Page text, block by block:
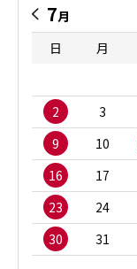
7月
日
月
2
3
9
10
16
17
23
24
30
31